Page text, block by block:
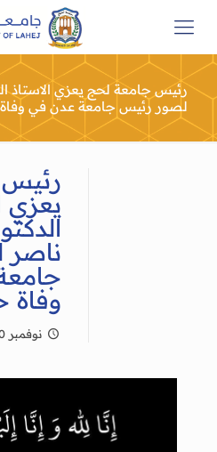
رئيس جامعة لحج يعزي الاستاذ
لصور رئيس جامعة عدن في
يعزي
وفاة
نوفمبر 20, 2025